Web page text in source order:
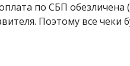
по СБП
Поэтому все чеки